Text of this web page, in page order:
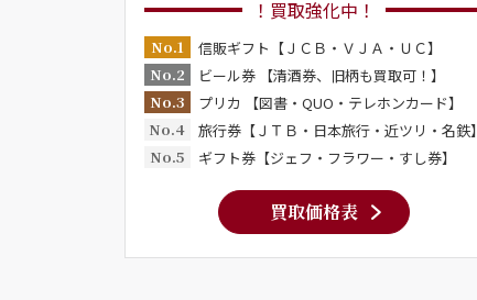
！買取強化中！
No.1
信販ギフト【ＪＣＢ・ＶＪＡ・ＵＣ】
No.2
ビール券 【清酒券、旧柄も買取可！】
No.3
プリカ 【図書・QUO・テレホンカード】
No.4
旅行券【ＪＴＢ・日本旅行・近ツリ・名鉄】
No.5
ギフト券【ジェフ・フラワー・すし券】
買取価格表